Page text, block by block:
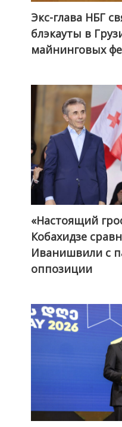
Экс-глава НБГ
блэкауты в
майнинговых
@ქართული ოცნება /
«Настоящий
Кобахидзе
Иванишвили с
оппозиции